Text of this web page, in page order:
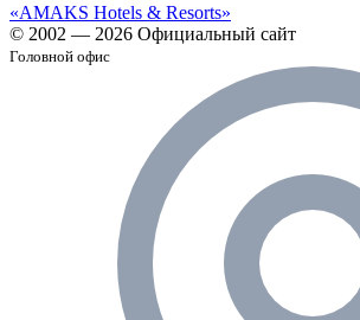
«AMAKS Hotels & Resorts»
© 2002 — 2026 Официальный сайт
Головной офис